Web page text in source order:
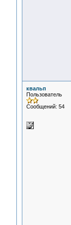
квальп
Пользователь
Сообщений: 54